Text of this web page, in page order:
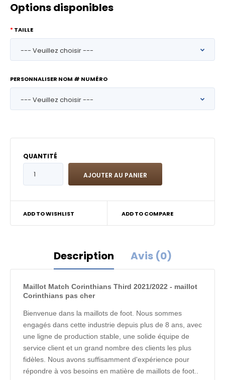
Options disponibles
TAILLE
PERSONNALISER NOM # NUMÉRO
QUANTITÉ
ADD TO WISHLIST ADD TO COMPARE
Description Avis (0)
Maillot Match Corinthians Third 2021/2022 - maillot
Corinthians pas cher
Bienvenue dans la maillots de foot. Nous sommes
engagés dans cette industrie depuis plus de 8 ans, avec
une ligne de production stable, une solide équipe de
service client et un grand nombre des clients les plus
fidèles. Nous avons suffisamment d'expérience pour
répondre à vos besoins en matière de maillots de foot..